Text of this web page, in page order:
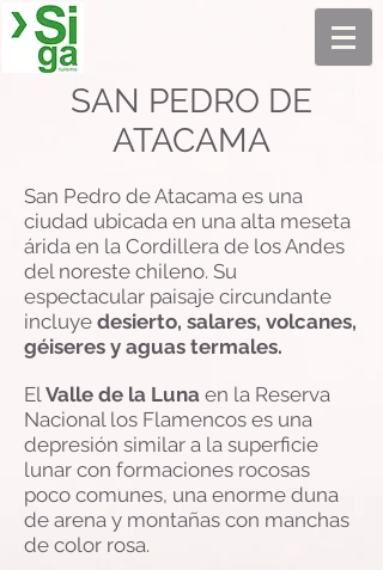
SAN PEDRO DE
ATACAMA
San Pedro de Atacama es una
ciudad ubicada en una alta meseta
árida en la Cordillera de los Andes
del noreste chileno. Su
espectacular paisaje circundante
incluye desierto, salares, volcanes,
géiseres y aguas termales.
ElValle de la Luna en la Reserva
Nacional los Flamencos es una
depresión similar a la superficie
lunar con formaciones rocosas
poco comunes, una enorme duna
de arena y montañas con manchas
de color rosa.